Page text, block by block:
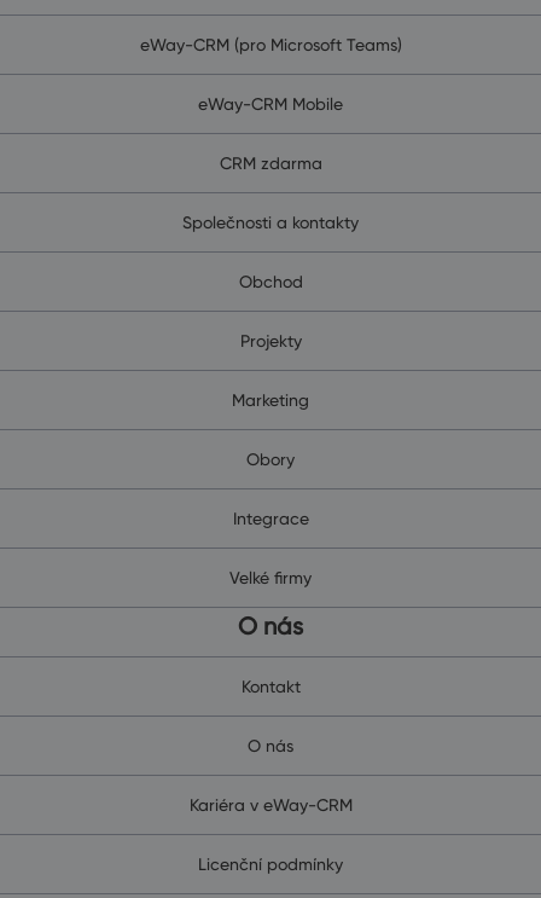
eWay-CRM (pro Microsoft Teams)
eWay-CRM Mobile
CRM zdarma
Společnosti a kontakty
Obchod
Projekty
Marketing
Obory
Integrace
Velké firmy
O nás
Kontakt
O nás
Kariéra v eWay-CRM
Licenční podmínky